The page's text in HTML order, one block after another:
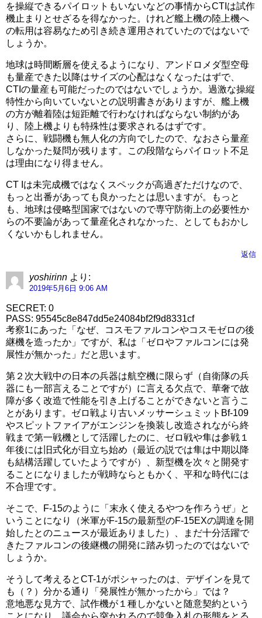
を操縦できるパイロットもいないなどの事情からCTIは試作
機止まりとせざるを得なかった。けれど艦上機の陸上機へ
の転用は容易なため引き続き運用されていたのではないで
しょうか。
地球は時間断層を使えるようになり、アンドロメダ型空母
も量産できた以降はサイズの心配はなくなったはずで、
CTIの量産も可能だったのではないでしょうか。過激な操縦
特性から向いていないとの説明書きがありますが、艦上機
の方が離着陸は短距離で行わなければならない制約があ
り、陸上機よりも特殊性は要求されるはずです。
さらに、戦闘機も無人化の方向でしたので、なおさら量産
しなかった疑問が残ります。この段階ならパイロット不足
は理由になり得ません。
CT Iは未完成機ではなくスペックが高過ぎただけなので、
もっと出番があっても良かったとは思いますが。もっと
も、地球は侵略型国家ではないので専守防衛上の必要性か
らの不要論があって量産化されなかった、としてもおかし
くないかもしれません。
返信
yoshirinn より:
2019年5月6日 9:06 AM
SECRET: 0
PASS: 95545c8e847dd5e24084bf2f9d8331cf
考察1にあった「なぜ、コスモファルコンやコスモゼロの後
継機を造ったか」ですが、私は「ゼロやファルコンには発
展性が無かった」だと思います。
第２次大戦中の日本の兵器は航空機に限らず（自衛隊の兵
器にも一部言えることですが）に言える欠点で、華奢で故
障が多く改造で性能を引き上げることができないと言うこ
とがあります。ゼロ戦より古いメッサーシュミットBf-109
やスピットファイアがエンジンを換装し改造されながら終
戦まで第一戦機として活躍したのに、ゼロ戦や隼は参戦１
年後には旧式化が目立ち始め（最近の説では隼は中期以降
も結構活躍していたようですが）、新型機を次々と開発す
ることになりましたが戦時ならともかく、平和な時代には
不合理です。
そこで、F-15のように「末永く使えるやつを作ろうぜ」と
いうことになり（米軍がF-15の最新型のF-15EXの調達を開
始したとのニュースが最近ありました）、まだ十分活躍で
きたファルコンの後継機の開発に踏み切ったのではないで
しょうか。
そうして考えるとCT-1がポシャったのは、デザインを見て
も（？）分かる通り「発展性が無かったから」では？
意地悪な見方で、試作機が１種しかないと随意契約という
ことになり、議会から突かれるので競争入札の形態をとる